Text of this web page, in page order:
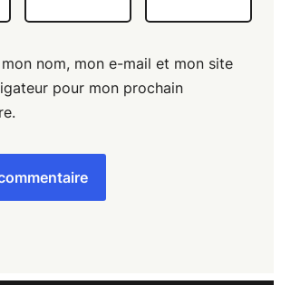
nom, mon e-mail et mon site
pour mon prochain